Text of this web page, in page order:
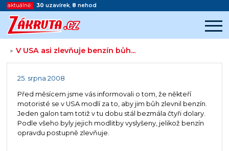
aktuálně: 30 uzavírek, 8 nehod
> V USA asi zlevňuje benzín bůh...
Začátek reklamy
25. srpna 2008
Před měsícem jsme vás informovali o tom, že někteří
motoristé se v USA modlí za to, aby jim bůh zlevnil benzín.
Jeden galon tam totiž v tu dobu stál bezmála čtyři dolary.
Podle všeho byly jejich modlitby vyslyšeny, jelikož benzín
opravdu postupně zlevňuje.